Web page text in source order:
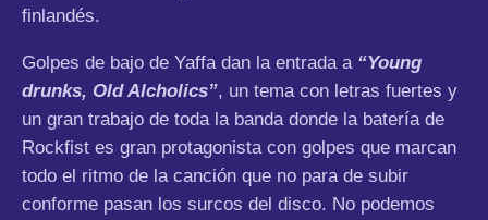
finlandés.
Golpes de bajo de Yaffa dan la entrada a “Young
drunks, Old Alcholics”, un tema con letras fuertes y
un gran trabajo de toda la banda donde la batería de
Rockfist es gran protagonista con golpes que marcan
todo el ritmo de la canción que no para de subir
conforme pasan los surcos del disco. No podemos